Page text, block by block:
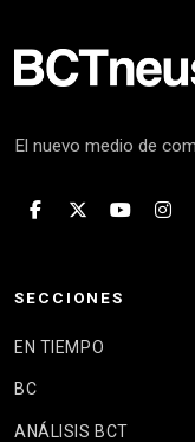
El nuevo medio de
SECCIONES
EN TIEMPO
BC
ANÁLISIS BCT